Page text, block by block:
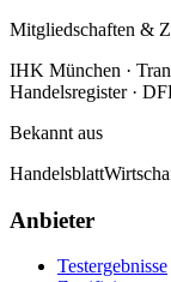
Mitgliedschaften &
IHK München ·
Handelsregister ·
Bekannt aus
Handelsblatt
Anbieter
Testergebnisse